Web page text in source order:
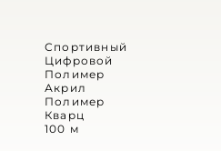
Спортивный
Цифровой
Полимер
Акрил
Полимер
Кварц
100 м